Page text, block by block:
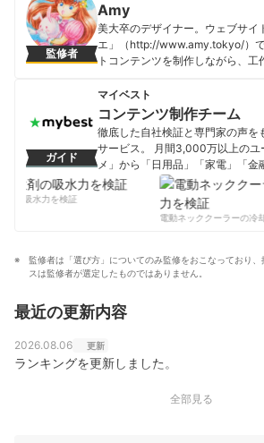
監修者
Amy
美大卒のデザイナー。ウェブサイ
エ」（http://www.amy.tokyo/）
トコンテンツを制作しながら、
作品のメイキング情報を多数発信
Amyのプロフィール
ガイド
マイベスト
コンテンツ制作チーム
徹底した自社検証と専門家の声を
サービス。 月間3,000万以上のユ
メ」から「日用品」「家電」「金
ストな商品を選んでもらうために
コンテンツ制作チームのプロ
の吸水力を検証
電動ネッククーラーの冷却
監修者は「選び方」についてのみ監修をおこなっており
スは監修者が選定したものではありません。
最近の更新内容
2026.08.06 更新
ランキングを更新しました。
全部見る